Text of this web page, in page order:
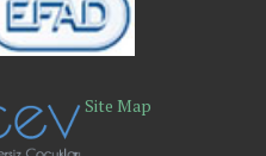
Site Map